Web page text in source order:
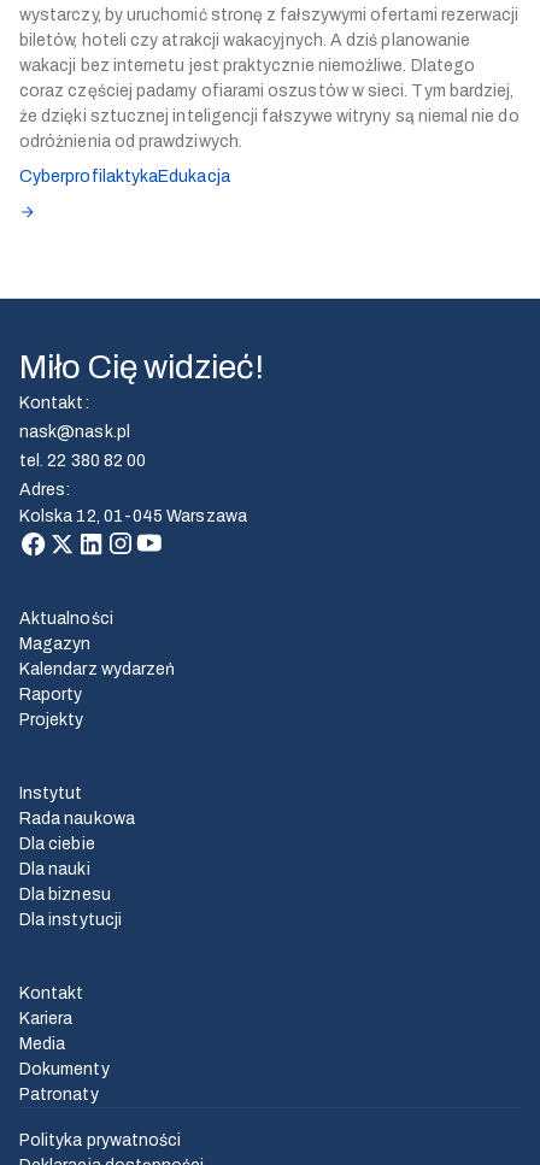
wystarczy, by uruchomić stronę z fałszywymi ofertami rezerwacji
biletów, hoteli czy atrakcji wakacyjnych. A dziś planowanie
wakacji bez internetu jest praktycznie niemożliwe. Dlatego
coraz częściej padamy ofiarami oszustów w sieci. Tym bardziej,
że dzięki sztucznej inteligencji fałszywe witryny są niemal nie do
odróżnienia od prawdziwych.
CyberprofilaktykaEdukacja
Miło Cię widzieć!
Kontakt :
nask@nask.pl
tel.22 380 82 00
Adres:
Kolska 12, 01-045 Warszawa
Aktualności
Magazyn
Kalendarz wydarzeń
Raporty
Projekty
Instytut
Rada naukowa
Dla ciebie
Dla nauki
Dla biznesu
Dla instytucji
Kontakt
Kariera
Media
Dokumenty
Patronaty
Polityka prywatności